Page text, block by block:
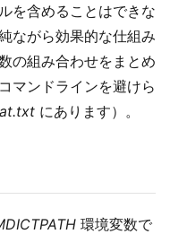
を含めることはできな
ながら効果的な仕組み
の組み合わせをまとめ
マンドラインを避けら
にあります）。
環境変数で